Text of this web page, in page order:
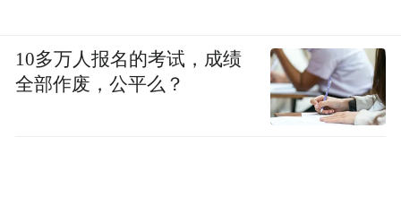
10多万人报名的考试，成绩
全部作废，公平么？